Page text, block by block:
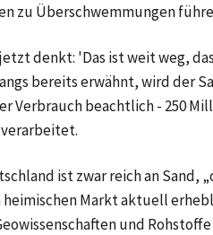
zu Überschwemmungen
denkt: 'Das ist weit weg,
bereits erwähnt, wird der
Verbrauch beachtlich - 250
verarbeitet.
ist zwar reich an Sand,
Markt aktuell
und